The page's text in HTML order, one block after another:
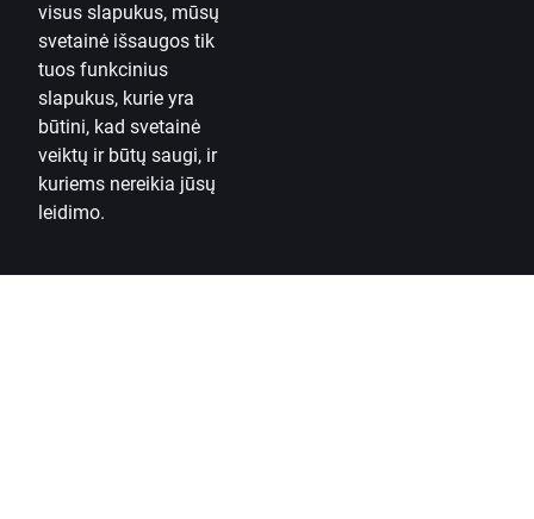
visus slapukus, mūsų
svetainė išsaugos tik
tuos funkcinius
slapukus, kurie yra
būtini, kad svetainė
veiktų ir būtų saugi, ir
kuriems nereikia jūsų
leidimo.